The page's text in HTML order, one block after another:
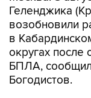
Геленджика
возобновили
в
округах после
БПЛА, сообщил
Богодистов.